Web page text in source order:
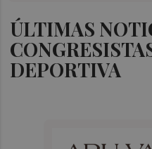
ÚLTIMAS
DEPORTIVA